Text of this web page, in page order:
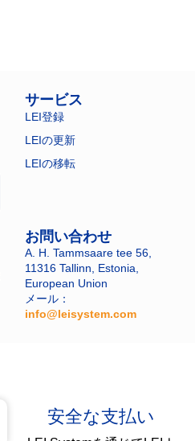
サービス
LEI登録
LEIの更新
LEIの移転
お問い合わせ
A. H. Tammsaare tee 56,
11316 Tallinn, Estonia,
European Union
メール：
info@leisystem.com
安全な支払い